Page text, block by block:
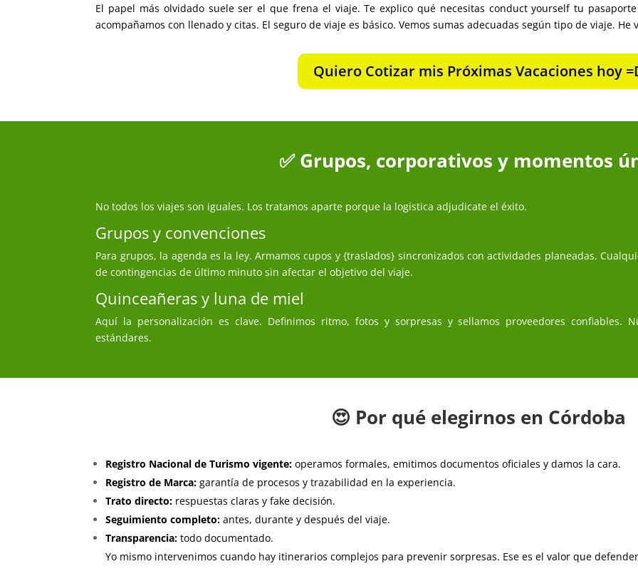
El papel más olvidado suele ser el que frena el viaje. Te explico qué necesitas conduct yourself tu
acompañamos con llenado y citas. El seguro de viaje es básico. Vemos sumas adecuadas según tipo de viaje.
Quiero Cotizar mis Próximas Vacaciones hoy
✅ Grupos, corporativos y momentos
No todos los viajes son iguales. Los tratamos aparte porque la logística adjudicate el éxito.
Grupos y convenciones
Para grupos, la agenda es la ley. Armamos cupos y {traslados} sincronizados con actividades planeadas.
de contingencias de último minuto sin afectar el objetivo del viaje.
Quinceañeras y luna de miel
Aquí la personalización es clave. Definimos ritmo, fotos y sorpresas y sellamos proveedores confiables.
estándares.
😍 Por qué elegirnos en Córdoba
Registro Nacional de Turismo vigente: operamos formales, emitimos documentos oficiales y damos la cara.
Registro de Marca: garantía de procesos y trazabilidad en la experiencia.
Trato directo: respuestas claras y fake decisión.
Seguimiento completo: antes, durante y después del viaje.
Transparencia: todo documentado.
Yo mismo intervenimos cuando hay itinerarios complejos para prevenir sorpresas. Ese es el valor que